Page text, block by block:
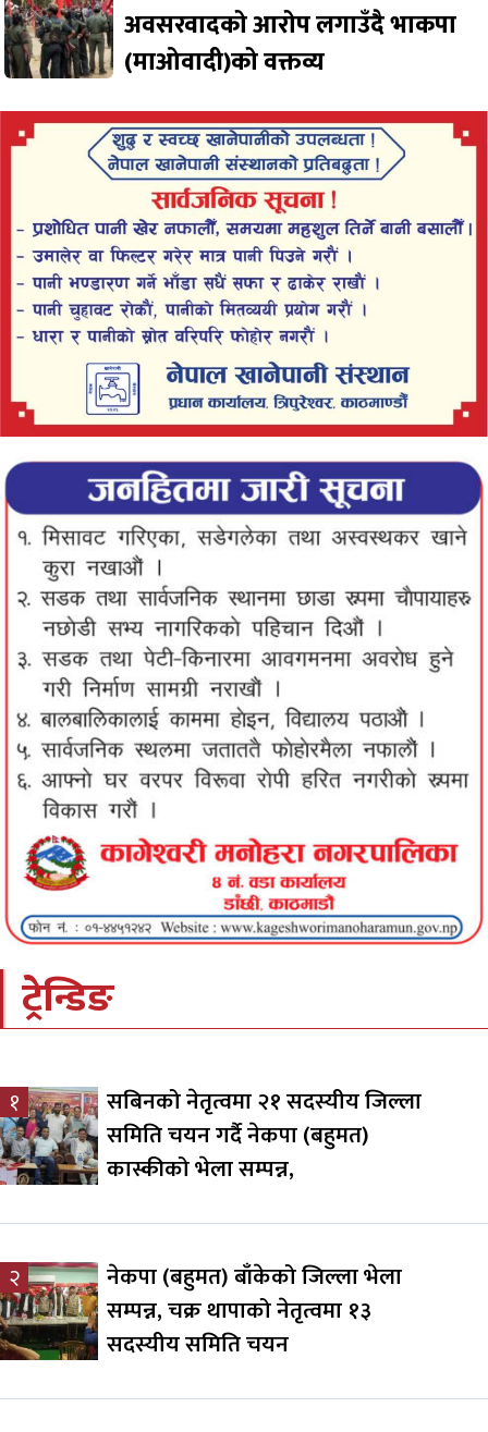
अवसरवादको आरोप लगाउँदै भाकपा
(माओवादी)को वक्तव्य
ट्रेन्डिङ
१
सबिनको नेतृत्वमा २१ सदस्यीय जिल्ला
समिति चयन गर्दै नेकपा (बहुमत)
कास्कीको भेला सम्पन्न,
२
नेकपा (बहुमत) बाँकेको जिल्ला भेला
सम्पन्न, चक्र थापाको नेतृत्वमा १३
सदस्यीय समिति चयन